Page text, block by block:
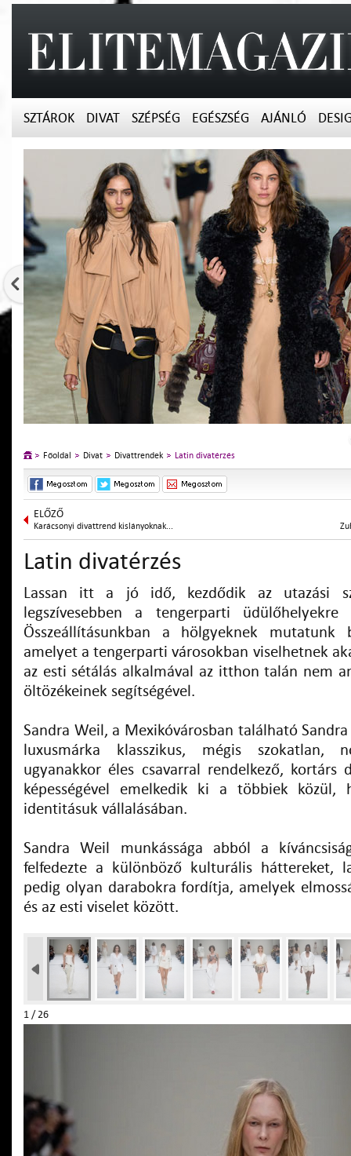
SZTÁROK DIVAT SZÉPSÉG EGÉSZSÉG AJÁNLÓ
Főoldal Divat Divattrendek Latin divatérzés
ELŐZŐ
Karácsonyi divattrend kislányoknak...
Latin divatérzés
Lassan itt a jó idő, kezdődik az utazási
legszívesebben a tengerparti
Összeállításunkban a hölgyeknek
amelyet a tengerparti városokban viselhetnek
az esti sétálás alkalmával az itthon talán nem
öltözékeinek segítségével.
Sandra Weil, a Mexikóvárosban található
luxusmárka klasszikus, mégis szokatlan,
ugyanakkor éles csavarral rendelkező, kortárs
képességével emelkedik ki a többiek
identitásuk vállalásában.
Sandra Weil munkássága abból a
felfedezte a különböző kulturális háttereket,
pedig olyan darabokra fordítja, amelyek
és az esti viselet között.
1 / 26